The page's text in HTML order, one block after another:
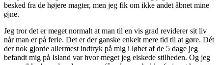
besked fra de højere magter, men jeg fik om ikke andet åbnet mine
øjne.
Jeg tror det er meget normalt at man til en vis grad reviderer sit liv
når man er på ferie. Det er der ganske enkelt mere tid til at gøre. Dét
der nok gjorde allermest indtryk på mig i løbet af de 5 dage jeg
befandt mig på Island var hvor meget jeg elskede stilheden. Og jeg